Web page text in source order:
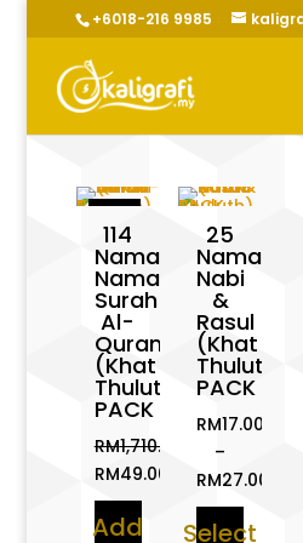
+6018-216 9985
114
Nama-
Nama
Surah
Al-
Quran
(Khat
Thuluth)
PACK
RM1,710.00
Original
price
was:
RM49.00
Current
price
Add
25
Nama
Nabi
&
Rasul
(Khat
Thuluth)
PACK
RM17.00
–
RM27.00
Price
range:
Select